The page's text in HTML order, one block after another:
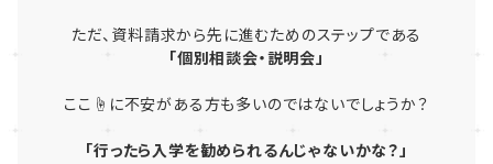
ただ、資料請求から先に進むためのステップである
「個別相談会・説明会」
ここ☝に不安がある方も多いのではないでしょうか？
「行ったら入学を勧められるんじゃないかな？」